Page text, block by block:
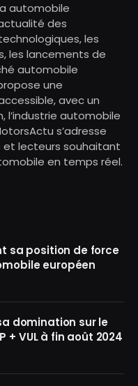
automobile
des
les
les lancements de
automobile
une
avec un
l’industrie automobile
s’adresse
et lecteurs souhaitant
en temps réel.
sa position de force
européen
domination sur le
+ VUL à fin août 2024